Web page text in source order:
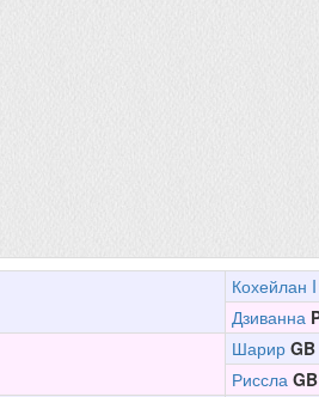
Кохейлан I
Дзиванна
Шарир GB
Риссла GB